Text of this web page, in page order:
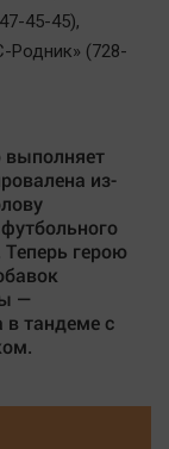
45-45),
(728-
выполняет
из-
герою
—
в тандеме с